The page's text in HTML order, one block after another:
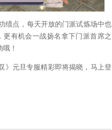
点，每天开放的门派试炼场中也
有机会一战扬名拿下门派首席之
！
元旦专服精彩即将揭晓，马上登